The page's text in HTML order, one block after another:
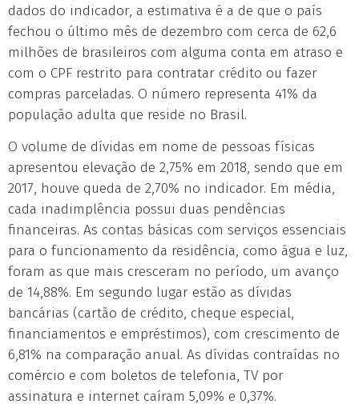
dados do indicador, a estimativa é a de que o país
fechou o último mês de dezembro com cerca de 62,6
milhões de brasileiros com alguma conta em atraso e
com o CPF restrito para contratar crédito ou fazer
compras parceladas. O número representa 41% da
população adulta que reside no Brasil.
O volume de dívidas em nome de pessoas físicas
apresentou elevação de 2,75% em 2018, sendo que em
2017, houve queda de 2,70% no indicador. Em média,
cada inadimplência possui duas pendências
financeiras. As contas básicas com serviços essenciais
para o funcionamento da residência, como água e luz,
foram as que mais cresceram no período, um avanço
de 14,88%. Em segundo lugar estão as dívidas
bancárias (cartão de crédito, cheque especial,
financiamentos e empréstimos), com crescimento de
6,81% na comparação anual. As dívidas contraídas no
comércio e com boletos de telefonia, TV por
assinatura e internet caíram 5,09% e 0,37%.